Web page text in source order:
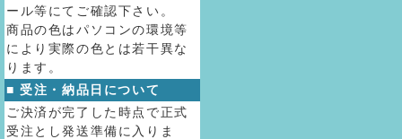
ール等にてご確認下さい。
商品の色はパソコンの環境等
により実際の色とは若干異な
ります。
■ 受注・納品日について
ご決済が完了した時点で正式
受注とし発送準備に入りま